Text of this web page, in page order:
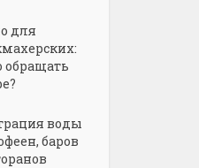
для
обращать
воды
баров